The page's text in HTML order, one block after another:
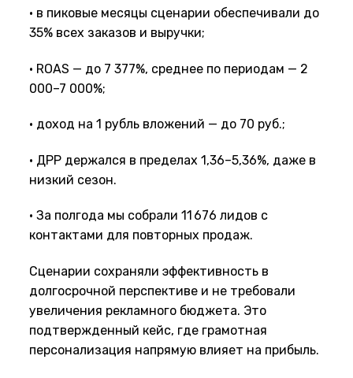
• в пиковые месяцы сценарии обеспечивали до
35% всех заказов и выручки;
• ROAS — до 7 377%, среднее по периодам — 2
000–7 000%;
• доход на 1 рубль вложений — до 70 руб.;
• ДРР держался в пределах 1,36–5,36%, даже в
низкий сезон.
• За полгода мы собрали 11 676 лидов с
контактами для повторных продаж.
Сценарии сохраняли эффективность в
долгосрочной перспективе и не требовали
увеличения рекламного бюджета. Это
подтвержденный кейс, где грамотная
персонализация напрямую влияет на прибыль.